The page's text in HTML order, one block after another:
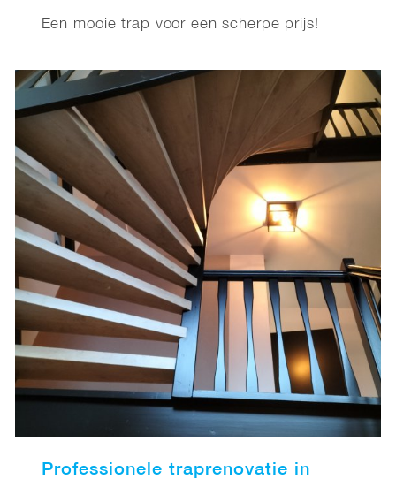
Een mooie trap voor een scherpe prijs!
Professionele traprenovatie in